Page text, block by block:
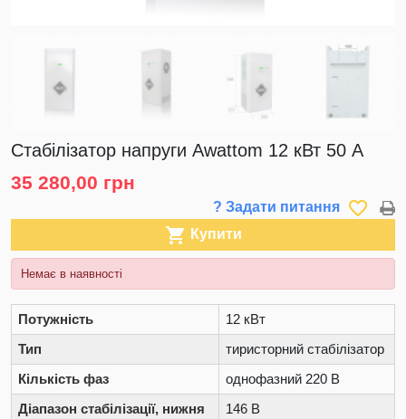
Стабілізатор напруги Awattom 12 кВт 50 А
35 280,00 грн
? Задати питання favorite_border
 Купити
Немає в наявності
Потужність
12 кВт
Тип
тиристорний стабілізатор
Кількість фаз
однофазний 220 В
Діапазон стабілізації, нижня
146 В